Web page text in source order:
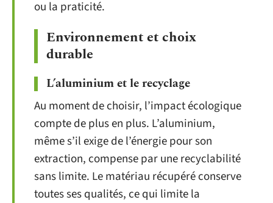
ou la praticité.
Environnement et choix
durable
L’aluminium et le recyclage
Au moment de choisir, l’impact écologique
compte de plus en plus. L’aluminium,
même s’il exige de l’énergie pour son
extraction, compense par une recyclabilité
sans limite. Le matériau récupéré conserve
toutes ses qualités, ce qui limite la